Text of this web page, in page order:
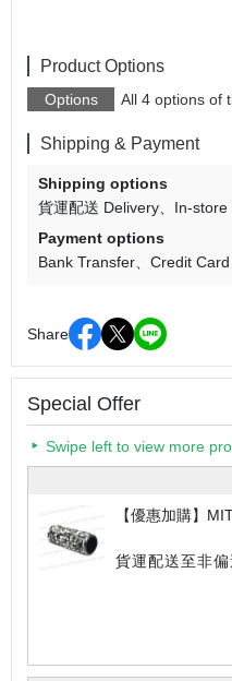
Product Options
Options All 4 options of
Shipping & Payment
Shipping options
貨運配送 Delivery
In-store
Payment options
Bank Transfer
Credit Card
Share
Special Offer
Swipe left to view more
【優惠加購】
貨運配送至非